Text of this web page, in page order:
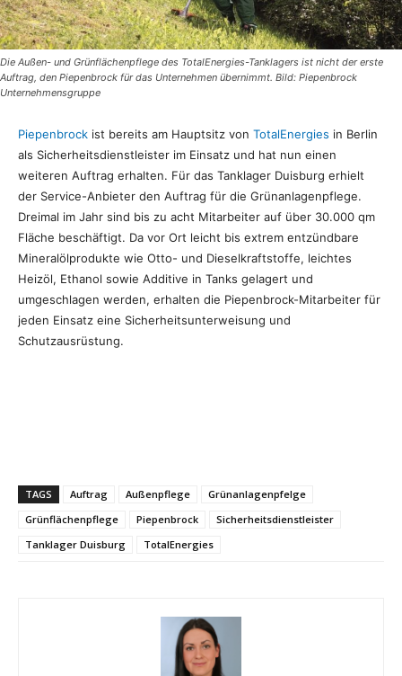
Die Außen- und Grünflächenpflege des TotalEnergies-Tanklagers ist nicht der erste
Auftrag, den Piepenbrock für das Unternehmen übernimmt. Bild: Piepenbrock
Unternehmensgruppe
Piepenbrock ist bereits am Hauptsitz von TotalEnergies in Berlin
als Sicherheitsdienstleister im Einsatz und hat nun einen
weiteren Auftrag erhalten. Für das Tanklager Duisburg erhielt
der Service-Anbieter den Auftrag für die Grünanlagenpflege.
Dreimal im Jahr sind bis zu acht Mitarbeiter auf über 30.000 qm
Fläche beschäftigt. Da vor Ort leicht bis extrem entzündbare
Mineralölprodukte wie Otto- und Dieselkraftstoffe, leichtes
Heizöl, Ethanol sowie Additive in Tanks gelagert und
umgeschlagen werden, erhalten die Piepenbrock-Mitarbeiter für
jeden Einsatz eine Sicherheitsunterweisung und
Schutzausrüstung.
TAGS Auftrag Außenpflege
Grünanlagenpfelge
Grünflächenpflege
Piepenbrock
Sicherheitsdienstleister
Tanklager Duisburg
TotalEnergies